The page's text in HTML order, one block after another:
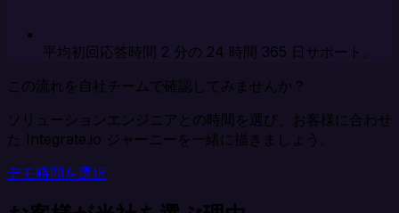
平均初回応答時間 2 分の 24 時間 365 日サポート。
この流れを自社チームで確認してみませんか？
ソリューションエンジニアとの時間を選び、お客様に合わせ
た Integrate.io ジャーニーを一緒に描きましょう。
デモ時間を選択